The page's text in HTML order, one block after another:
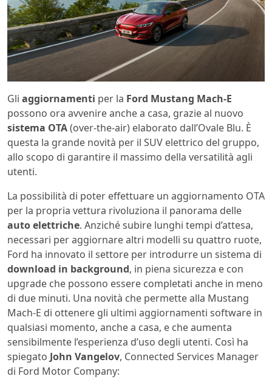
Gli aggiornamenti per la Ford Mustang Mach-E
possono ora avvenire anche a casa, grazie al nuovo
sistema OTA(over-the-air) elaborato dall’Ovale Blu. È
questa la grande novità per il SUV elettrico del gruppo,
allo scopo di garantire il massimo della versatilità agli
utenti.
La possibilità di poter effettuare un aggiornamento OTA
per la propria vettura rivoluziona il panorama delle
auto elettriche. Anziché subire lunghi tempi d’attesa,
necessari per aggiornare altri modelli su quattro ruote,
Ford ha innovato il settore per introdurre un sistema di
download in background, in piena sicurezza e con
upgrade che possono essere completati anche in meno
di due minuti. Una novità che permette alla Mustang
Mach-E di ottenere gli ultimi aggiornamenti software in
qualsiasi momento, anche a casa, e che aumenta
sensibilmente l’esperienza d’uso degli utenti. Così ha
spiegato John Vangelov, Connected Services Manager
di Ford Motor Company: